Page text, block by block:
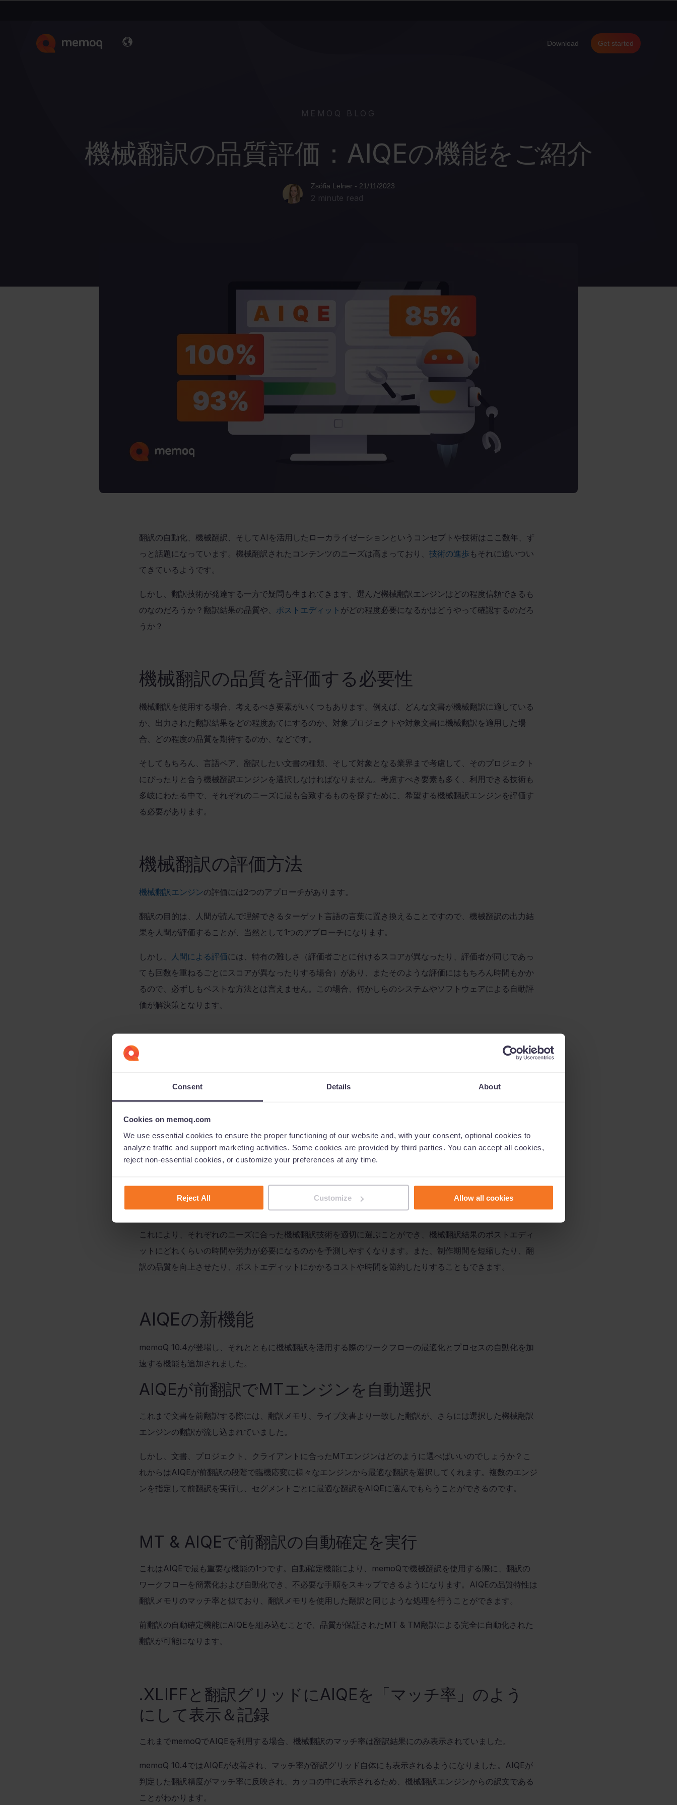
Consent Details About
Cookies on memoq.com
We use essential cookies to ensure the proper functioning of our website and, with your consent, optional cookies to
analyze traffic and support marketing activities. Some cookies are provided by third parties. You can accept all cookies,
reject non-essential cookies, or customize your preferences at any time.
Reject All Customize Allow all cookies
Download Get started
MEMOQ BLOG
機械翻訳の品質評価：AIQEの機能をご紹介
Zsófia Lelner - 21/11/2023
2 minute read
翻訳の自動化、機械翻訳、そしてAI を活用したローカライゼーションというコンセプトや技術はここ数年、ず
っと話題になっています。機械翻訳されたコンテンツのニーズは高まっており、 技術の進歩 もそれに追いつい
てきているようです。
しかし、翻訳技術が発達する一方で疑問も生まれてきます。選んだ機械翻訳エンジンはどの程度信頼できるも
のなのだろうか？翻訳結果の品質や、 ポストエディット がどの程度必要になるかはどうやって確認するのだろ
うか？
機械翻訳の品質を評価する必要性
機械翻訳を使用する場合、考えるべき要素がいくつもあります。例えば、どんな文書が機械翻訳に適している
か、出力された翻訳結果をどの程度あてにするのか、対象プロジェクトや対象文書に機械翻訳を適用した場
合、どの程度の品質を期待するのか、などです。
そしてもちろん、言語ペア、翻訳したい文書の種類、そして対象となる業界まで考慮して、そのプロジェクト
にぴったりと合う機械翻訳エンジンを選択しなければなりません。考慮すべき要素も多く、利用できる技術も
多岐にわたる中で、それぞれのニーズに最も合致するものを探すために、希望する機械翻訳エンジンを評価す
る必要があります。
機械翻訳の評価方法
機械翻訳エンジンの評価には2つのアプローチがあります。
翻訳の目的は、人間が読んで理解できるターゲット言語の言葉に置き換えることですので、機械翻訳の出力結
果を人間が評価することが、当然として1つのアプローチになります。
しかし、 人間による評価には、特有の難しさ（評価者ごとに付けるスコアが異なったり、評価者が同じであっ
ても回数を重ねるごとにスコアが異なったりする場合）があり、またそのような評価にはもちろん時間もかか
るので、必ずしもベストな方法とは言えません。この場合、何かしらのシステムやソフトウェアによる自動評
価が解決策となります。
には様々な機械翻訳エンジンを統合できるため、当社ではユーザーの皆様がそれらのポテンシャルを
フルに活用できるようにしたいと考えています。この実現のために、
翻訳を使う際にはその効率を向上させることができるように導入されました。
今年初めに最初のバージョンがリリースされて以降、memoQ 10.4
では、機械翻訳エンジンの評価がよりしや
すくなり、出力された翻訳結果の品質をさらに詳しく予測できるような新機能が追加されています。
これにより、それぞれのニーズに合った機械翻訳技術を適切に選ぶことができ、機械翻訳結果のポストエディ
ットにどれくらいの時間や労力が必要になるのかを予測しやすくなります。また、制作期間を短縮したり、翻
訳の品質を向上させたり、ポストエディットにかかるコストや時間を節約したりすることもできます。
AIQEの新機能
memoQ 10.4が登場し、それとともに機械翻訳を活用する際のワークフローの最適化とプロセスの自動化を加
速する機能も追加されました。
AIQEが前翻訳でMTエンジンを自動選択
これまで文書を前翻訳する際には、翻訳メモリ、ライブ文書より一致した翻訳が、さらには選択した機械翻訳
エンジンの翻訳が流し込まれていました。
しかし、文書、プロジェクト、クライアントに合った MTエンジンはどのように選べばいいのでしょうか？こ
れからはAIQEが前翻訳の段階で臨機応変に様々なエンジンから最適な翻訳を選択してくれます。複数のエンジ
ンを指定して前翻訳を実行し、セグメントごとに最適な翻訳をAIQEに選んでもらうことができるのです。
MT & AIQEで前翻訳の自動確定を実行
これはAIQEで最も重要な機能の1つです。自動確定機能により、 memoQで機械翻訳を使用する際に、翻訳の
ワークフローを簡素化および自動化でき、不必要な手順をスキップできるようになります。 AIQEの品質特性は
翻訳メモリのマッチ率と似ており、翻訳メモリを使用した翻訳と同じような処理を行うことができます。
前翻訳の自動確定機能にAIQEを組み込むことで、品質が保証された MT & TM翻訳による完全に自動化された
翻訳が可能になります。
.XLIFF と翻訳グリッドにAIQEを「マッチ率」のよう
にして表示＆記録
これまでmemoQでAIQEを利用する場合、機械翻訳のマッチ率は翻訳結果にのみ表示されていました。
memoQ 10.4ではAIQEが改善され、マッチ率が翻訳グリッド自体にも表示されるようになりました。 AIQEが
判定した翻訳精度がマッチ率に反映され、カッコの中に表示されるため、機械翻訳エンジンからの訳文である
ことがわかります。